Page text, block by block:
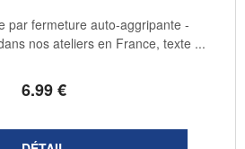
6.99€
par fermeture auto-aggripante -
nos ateliers en France, texte ...